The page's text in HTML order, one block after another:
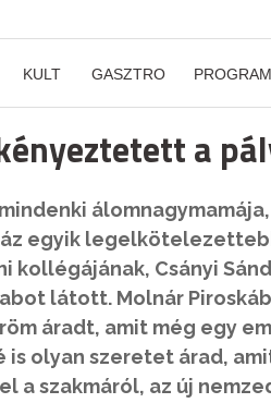
KULT GASZTRO
a
egyik
Csányi
látott. Molnár
áradt, amit még egy
is olyan szeretet árad,
a szakmáról, az új